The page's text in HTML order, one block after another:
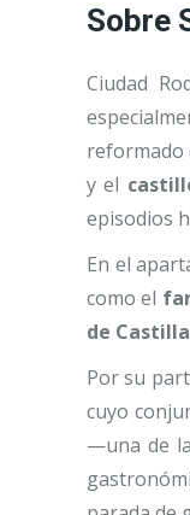
Sobre
Ciudad
reformado
y el
episodios
En el
como el
de
Por su
cuyo
—una de